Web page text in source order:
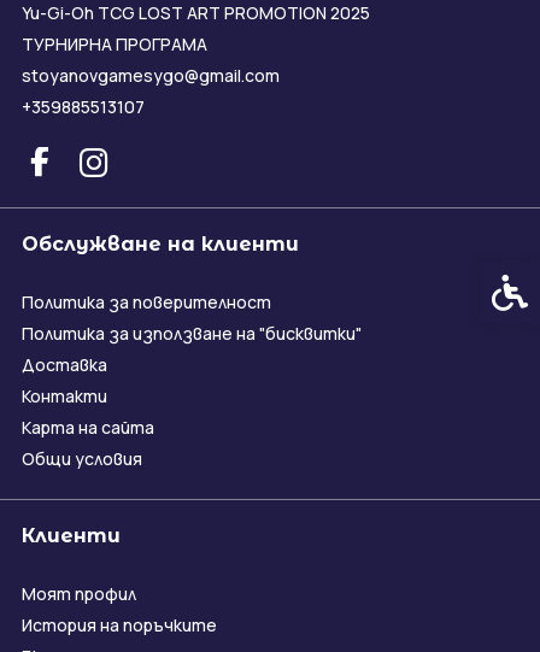
Yu-Gi-Oh TCG LOST ART PROMOTION 2025
ТУРНИРНА ПРОГРАМА
stoyanovgamesygo@gmail.com
+359885513107
Обслужване на клиенти
Политика за поверителност
Политика за използване на "бисквитки"
Доставка
Контакти
Карта на сайта
Общи условия
Клиенти
Моят профил
История на поръчките